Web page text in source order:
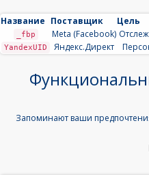
Название Поставщик Цель
_fbp Meta (Facebook)
YandexUID Яндекс.Директ
Запоминают ваши